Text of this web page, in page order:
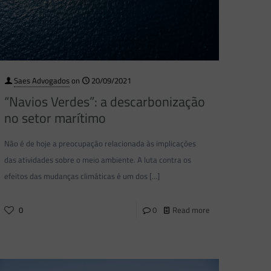
Saes Advogadoson 20/09/2021
“Navios Verdes”: a descarbonização
no setor marítimo
Não é de hoje a preocupação relacionada às implicações
das atividades sobre o meio ambiente. A luta contra os
efeitos das mudanças climáticas é um dos […]
0 0 Read more